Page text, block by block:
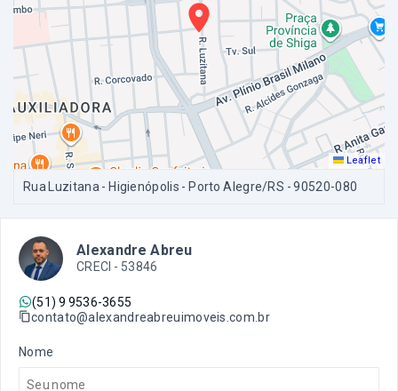
Leaflet
Rua Luzitana - Higienópolis - Porto Alegre/RS - 90520-080
Alexandre Abreu
CRECI - 53846
(51) 9 9536-3655
contato@alexandreabreuimoveis.com.br
Nome